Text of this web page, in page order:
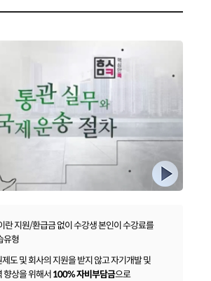
란 지원/환급금 없이 수강생 본인이 수강료를
유형
도 및 회사의 지원을 받지 않고 자기개발 및
향상을 위해서 100% 자비부담금으로